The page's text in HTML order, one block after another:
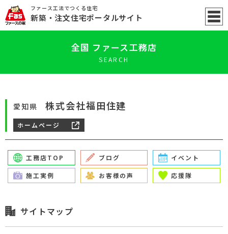
ファース工法でつくる住宅
新築 ・注文住宅ポータルサイト
全国 ファース工務店
SEARCH
愛知県 株式会社福田住建
ホームページ
工務店TOP ブログ イベント
施工実例 お客様の声 応援隊
サイトマップ